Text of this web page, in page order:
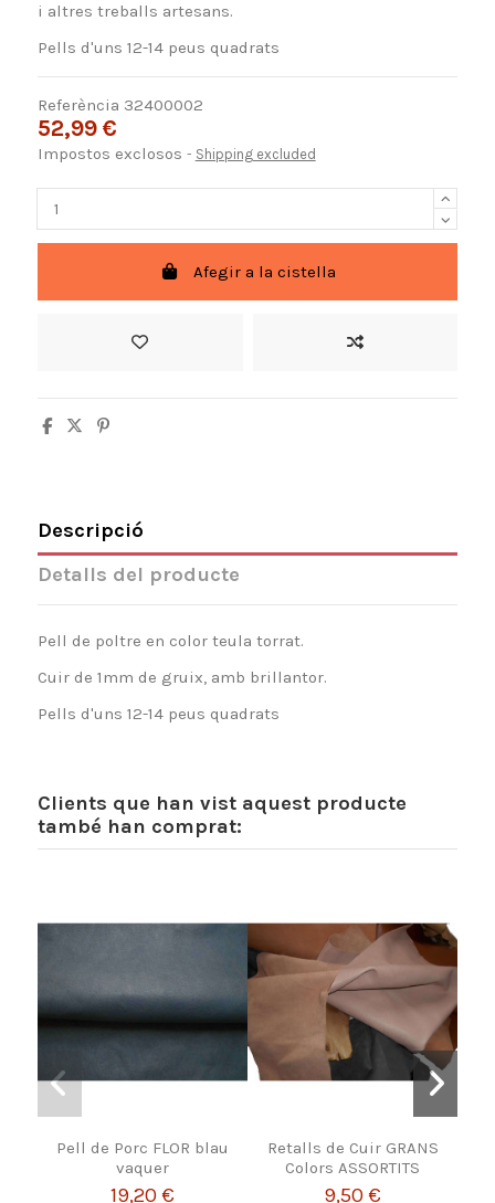
i altres treballs artesans.
Pells d'uns 12-14 peus quadrats
Referència 32400002
52,99 €
Impostos exclosos Shipping excluded
Afegir a la cistella
Descripció
Detalls del producte
Pell de poltre en color teula torrat.
Cuir de 1mm de gruix, amb brillantor.
Pells d'uns 12-14 peus quadrats
Clients que han vist aquest producte
també han comprat:
Pell de Porc FLOR blau
vaquer
19,20 €
Retalls de Cuir GRANS
Colors ASSORTITS
9,50 €